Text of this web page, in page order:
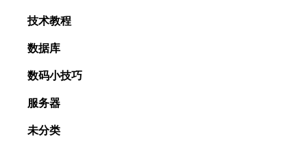
技术教程
数据库
数码小技巧
服务器
未分类